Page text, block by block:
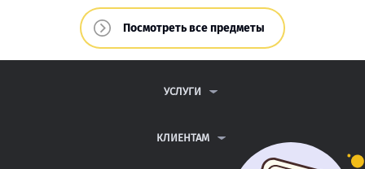
Посмотреть все предметы
УСЛУГИ
ДИПЛОМНЫЕ РАБОТЫ
КЛИЕНТАМ
ПАРТНЕРСКАЯ ПРОГРАММА